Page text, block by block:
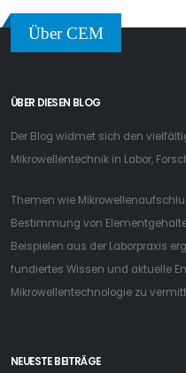
Über CEM
ÜBER DIESEN BLOG
Der Blog widmet sich den
Mikrowellentechnik in Labor,
Themen wie
Bestimmung von
Beispielen aus der Laborpraxis
fundiertes Wissen und aktuelle
Mikrowellentechnologie zu
NEUESTE BEITRÄGE